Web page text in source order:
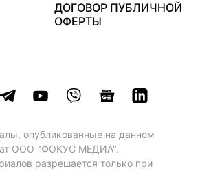
ДОГОВОР ПУБЛИЧНОЙ
ОФЕРТЫ
опубликованные на данном
ООО "ФОКУС МЕДИА".
разрешается только при